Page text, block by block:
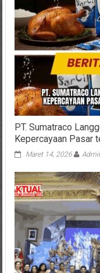
PT. Sumatraco
Kepercayaan Pasar
Maret 14, 2026